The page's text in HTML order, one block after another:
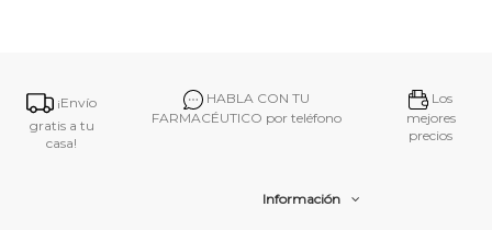
¡Envío
gratis a tu
casa!
HABLA CON TU
FARMACÉUTICO por teléfono
Los
mejores
precios
Información